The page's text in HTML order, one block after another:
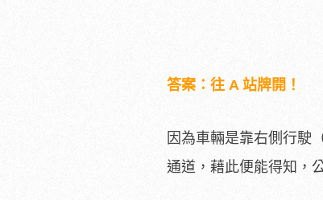
答案：往 A 站牌開！
因為車輛是靠右側行駛
通道，藉此便能得知，